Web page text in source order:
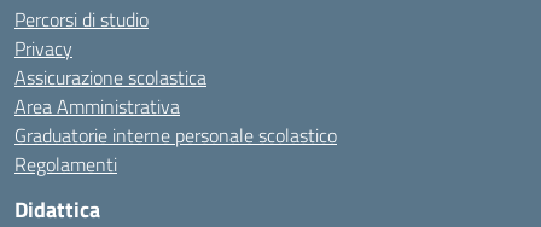
Percorsi di studio
Privacy
Assicurazione scolastica
Area Amministrativa
Graduatorie interne personale scolastico
Regolamenti
Didattica